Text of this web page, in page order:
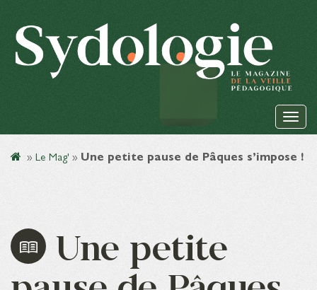
» Le Mag' » Une petite pause de Pâques s’impose !
Une petite